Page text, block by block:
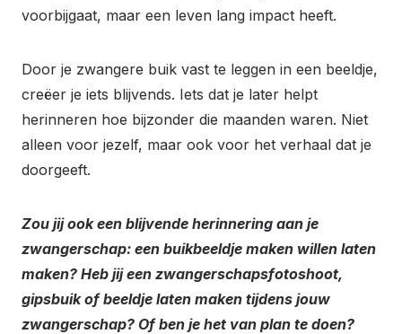
voorbijgaat, maar een leven lang impact heeft.
Door je zwangere buik vast te leggen in een beeldje,
creëer je iets blijvends. Iets dat je later helpt
herinneren hoe bijzonder die maanden waren. Niet
alleen voor jezelf, maar ook voor het verhaal dat je
doorgeeft.
Zou jij ook een blijvende herinnering aan je
zwangerschap: een buikbeeldje maken willen laten
maken? Heb jij een zwangerschapsfotoshoot,
gipsbuik of beeldje laten maken tijdens jouw
zwangerschap? Of ben je het van plan te doen?